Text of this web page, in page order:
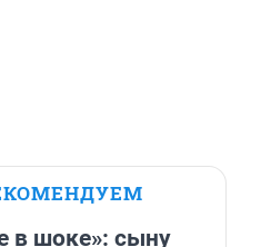
в шоке»: сыну